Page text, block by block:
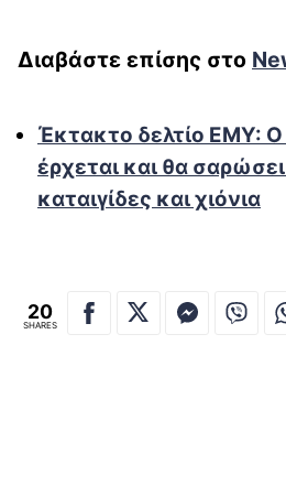
Διαβάστε επίσης στο
Έκτακτο δελτίο ΕΜΥ:
έρχεται και θα
καταιγίδες και χιόνια
20
SHARES